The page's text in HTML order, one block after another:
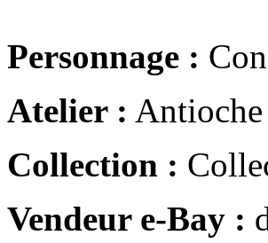
Personnage :
Atelier : Antioche
Collection :
Vendeur e-Bay :